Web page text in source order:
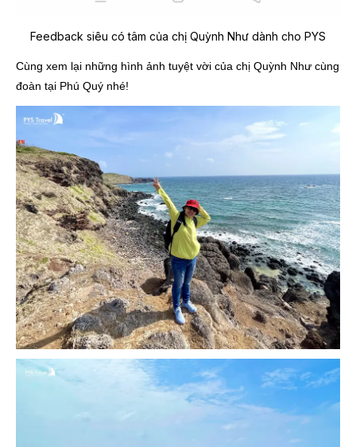
Feedback siêu có tâm của chị Quỳnh Như dành cho PYS
Cùng xem lại những hình ảnh tuyệt vời của chị Quỳnh Như cùng
đoàn tại Phú Quý nhé!